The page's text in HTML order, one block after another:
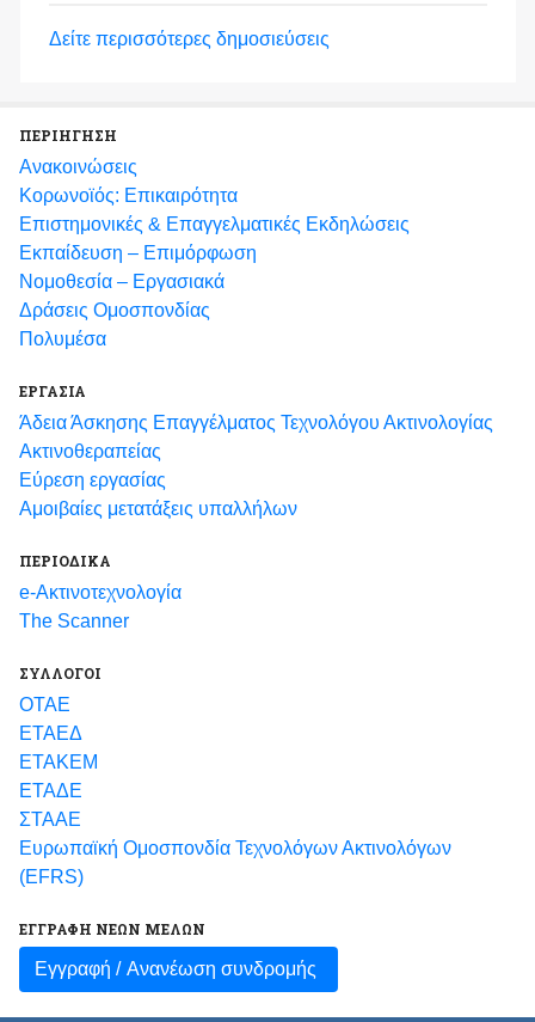
Δείτε περισσότερες δημοσιεύσεις
ΠΕΡΙΗΓΗΣΗ
Ανακοινώσεις
Κορωνοϊός: Επικαιρότητα
Eπιστημονικές & Επαγγελματικές Eκδηλώσεις
Εκπαίδευση – Επιμόρφωση
Νομοθεσία – Εργασιακά
Δράσεις Ομοσπονδίας
Πολυμέσα
ΕΡΓΑΣΙΑ
Άδεια Άσκησης Επαγγέλματος Τεχνολόγου Ακτινολογίας
Ακτινοθεραπείας
Εύρεση εργασίας
Αμοιβαίες μετατάξεις υπαλλήλων
ΠΕΡΙΟΔΙΚΑ
e-Ακτινοτεχνολογία
The Scanner
ΣΥΛΛΟΓΟΙ
ΟΤΑΕ
ΕΤΑΕΔ
ΕΤΑΚΕΜ
ΕΤΑΔΕ
ΣΤΑΑΕ
Ευρωπαϊκή Ομοσπονδία Τεχνολόγων Ακτινολόγων
(EFRS)
ΕΓΓΡΑΦΗ ΝΕΩΝ ΜΕΛΩΝ
Εγγραφή / Ανανέωση συνδρομής